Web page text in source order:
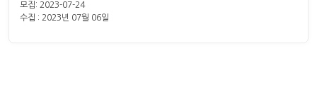
모집: 2023-07-24
수집 : 2023년 07월 06일